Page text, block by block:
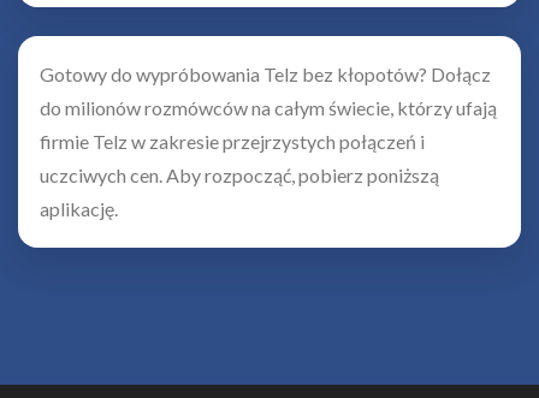
Gotowy do wypróbowania Telz bez kłopotów? Dołącz
do milionów rozmówców na całym świecie, którzy ufają
firmie Telz w zakresie przejrzystych połączeń i
uczciwych cen. Aby rozpocząć, pobierz poniższą
aplikację.